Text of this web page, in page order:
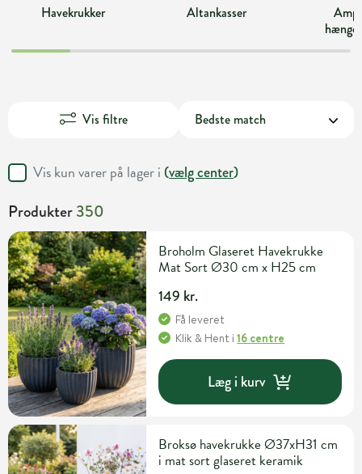
Havekrukker Altankasser
Vis filtre
Vis kun varer på lager i (vælg center)
Produkter350
Broholm Glaseret Havekrukke
Mat Sort Ø30 cm x H25 cm
149 kr.
Få leveret
Klik & Hent i16 centre
Læg i kurv
Broksø havekrukke Ø37xH31 cm
i mat sort glaseret keramik